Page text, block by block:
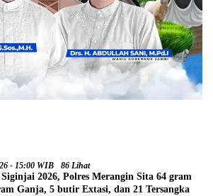
- 15:00 WIB 86 Lihat
2026, Polres Merangin Sita 64 gram
Ganja, 5 butir Extasi, dan 21 Tersangka